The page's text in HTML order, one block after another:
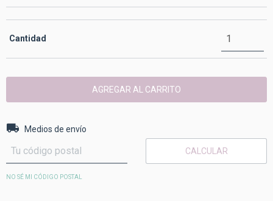
Cantidad
Entregas para el CP:
Medios de envío
CALCULAR
NO SÉ MI CÓDIGO POSTAL